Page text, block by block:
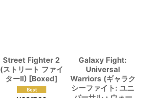
Street Fighter 2
(ストリート ファイ
ターII) [Boxed]
Galaxy Fight:
Universal
Warriors (ギャラク
シーファイト: ユニ